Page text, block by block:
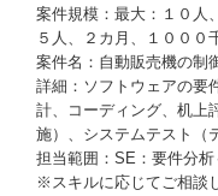
案件規模：最大：１０人
５人、２カ月、１０００
案件名：自動販売機の制
詳細：ソフトウェアの要
計、コーディング、机上
施）、システムテスト（
担当範囲：SE：要件分
※スキルに応じてご相談